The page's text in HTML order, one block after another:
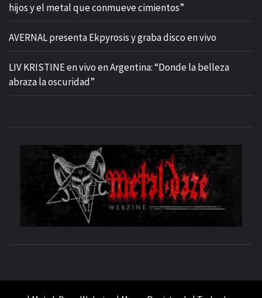
hijos y el metal que conmueve cimientos”
AVERNAL presenta Ekpyrosis y graba disco en vivo
LIV KRISTINE en vivo en Argentina: “Donde la belleza
abraza la oscuridad”